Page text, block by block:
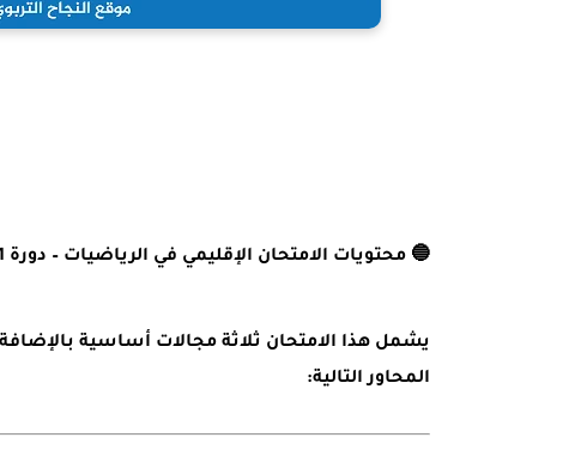
🔵محتويات الامتحان الإقليمي في الرياضيات – دورة 2021
يشمل هذا الامتحان ثلاثة مجالات أساسية
المحاور التالية: